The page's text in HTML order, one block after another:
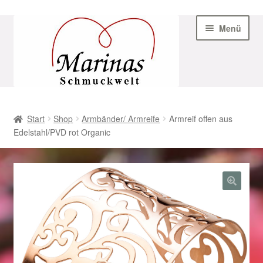
Navigation
Menü
AGB
Beispiel-Seite
Datenschutz
Geschenke zu Ostern 2023
Geschenke zu Ostern 2024
Start Shop Armbänder/ Armreife
Armreif offen aus
Edelstahl/PVD rot Organic